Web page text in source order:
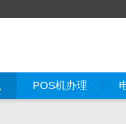
POS机办理